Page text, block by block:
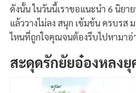
ดังนั้น ในวันนี้เราขอแนะนำ 6 นิยา
แล้ววางไม่ลง สนุก เข้มข้น ครบรส
ไหนที่ถูกใจคุณจนต้องรีบไปหามาอ่
สะดุดรักยัยอ๋องหลงยุ